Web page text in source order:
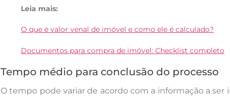
Leia mais:
O que é valor venal de imóvel e como ele é calculado?
Documentos para compra de imóvel: Checklist completo
Tempo médio para conclusão do processo
O tempo pode variar de acordo com a informação a ser